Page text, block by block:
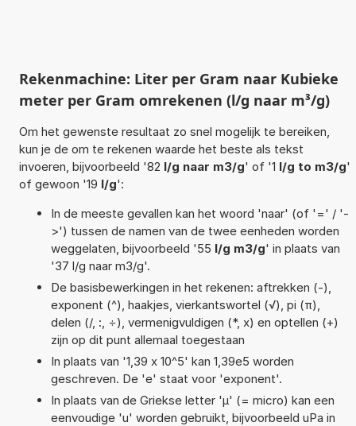
Rekenmachine: Liter per Gram naar Kubieke
meter per Gram omrekenen (l/g naar m³/g)
Om het gewenste resultaat zo snel mogelijk te bereiken,
kun je de om te rekenen waarde het beste als tekst
invoeren, bijvoorbeeld '82 l/g naar m3/g' of '1 l/g to m3/g'
of gewoon '19 l/g':
In de meeste gevallen kan het woord 'naar' (of '=' / '-
>') tussen de namen van de twee eenheden worden
weggelaten, bijvoorbeeld '55 l/g m3/g' in plaats van
'37 l/g naar m3/g'.
De basisbewerkingen in het rekenen: aftrekken (-),
exponent (^), haakjes, vierkantswortel (√), pi (π),
delen (/, :, ÷), vermenigvuldigen (*, x) en optellen (+)
zijn op dit punt allemaal toegestaan
In plaats van '1,39 x 10^5' kan 1,39e5 worden
geschreven. De 'e' staat voor 'exponent'.
In plaats van de Griekse letter 'µ' (= micro) kan een
eenvoudige 'u' worden gebruikt, bijvoorbeeld uPa in